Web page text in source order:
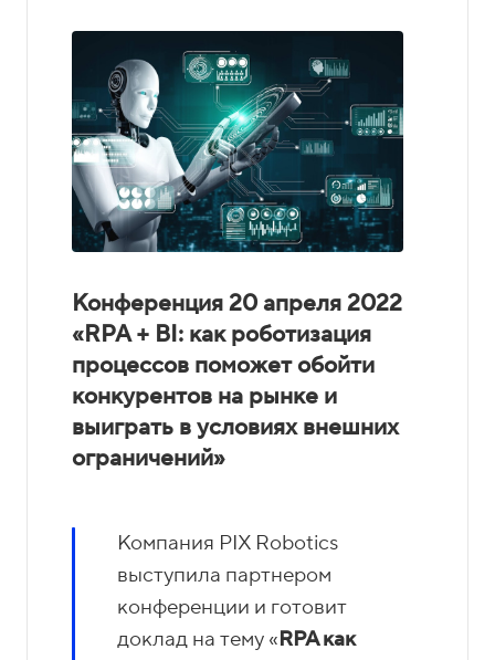
Конференция 20 апреля 2022
«RPA + BI: как роботизация
процессов поможет обойти
конкурентов на рынке и
выиграть в условиях внешних
ограничений»
Компания PIX Robotics
выступила партнером
конференции и готовит
доклад на тему «RPA как